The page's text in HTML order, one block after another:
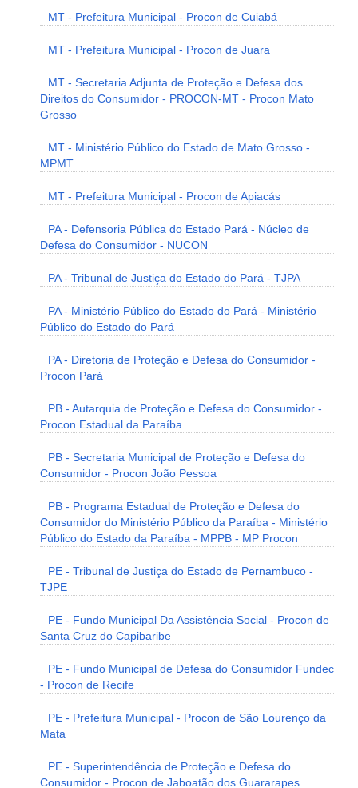
MT - Prefeitura Municipal - Procon de Cuiabá
MT - Prefeitura Municipal - Procon de Juara
MT - Secretaria Adjunta de Proteção e Defesa dos
Direitos do Consumidor - PROCON-MT - Procon Mato
Grosso
MT - Ministério Público do Estado de Mato Grosso -
MPMT
MT - Prefeitura Municipal - Procon de Apiacás
PA - Defensoria Pública do Estado Pará - Núcleo de
Defesa do Consumidor - NUCON
PA - Tribunal de Justiça do Estado do Pará - TJPA
PA - Ministério Público do Estado do Pará - Ministério
Público do Estado do Pará
PA - Diretoria de Proteção e Defesa do Consumidor -
Procon Pará
PB - Autarquia de Proteção e Defesa do Consumidor -
Procon Estadual da Paraíba
PB - Secretaria Municipal de Proteção e Defesa do
Consumidor - Procon João Pessoa
PB - Programa Estadual de Proteção e Defesa do
Consumidor do Ministério Público da Paraíba - Ministério
Público do Estado da Paraíba - MPPB - MP Procon
PE - Tribunal de Justiça do Estado de Pernambuco -
TJPE
PE - Fundo Municipal Da Assistência Social - Procon de
Santa Cruz do Capibaribe
PE - Fundo Municipal de Defesa do Consumidor Fundec
- Procon de Recife
PE - Prefeitura Municipal - Procon de São Lourenço da
Mata
PE - Superintendência de Proteção e Defesa do
Consumidor - Procon de Jaboatão dos Guararapes